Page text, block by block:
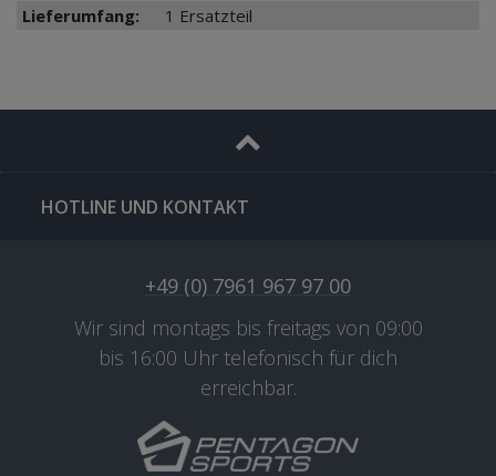
Lieferumfang:
1 Ersatzteil
HOTLINE UND KONTAKT
+49 (0) 7961 967 97 00
Wir sind montags bis freitags von 09:00
bis 16:00 Uhr telefonisch für dich
erreichbar.